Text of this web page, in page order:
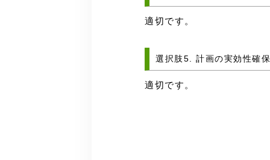
適切です。
選択肢5. 計画の実効性確
適切です。